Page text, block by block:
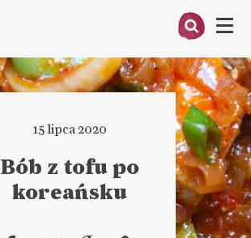
Menu
O MNIE
PRZEPISY
ARTYKUŁY
KSIĄŻKI
15 lipca 2020
Bób z tofu po
koreańsku